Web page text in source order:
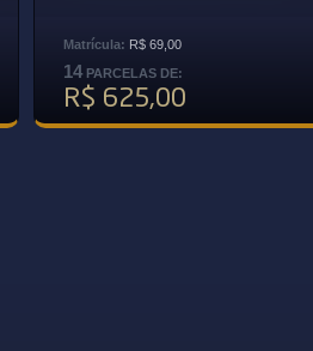
Matrícula: R$ 69,00
14PARCELAS DE:
R$ 625,00